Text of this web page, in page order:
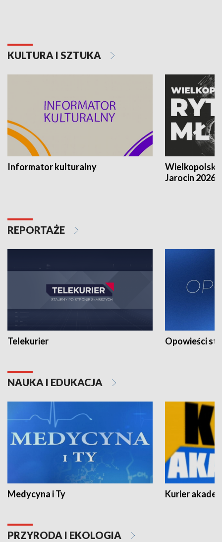
KULTURA I SZTUKA
Informator kulturalny
Jarocin 2026
REPORTAŻE
Telekurier Opowieści
NAUKA I EDUKACJA
Medycyna i Ty Kurier
PRZYRODA I EKOLOGIA